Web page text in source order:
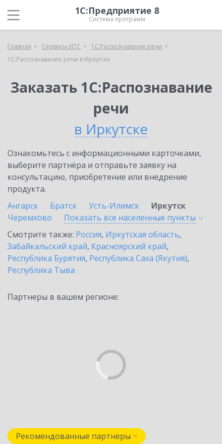
1С:Предприятие 8
Система программ
Главная Сервисы ИТС
1С:Распознавание речи
1С:Распознавание речи в Иркутске
Заказать 1С:Распознавание
речи
в Иркутске
Ознакомьтесь с информационными карточками,
выберите партнёра и отправьте заявку на
консультацию, приобретение или внедрение
продукта.
Ангарск
Братск Усть-Илимск
Иркутск
Черемхово
Показать все населенные пункты
Смотрите также: Россия, Иркутская область,
Забайкальский край, Красноярский край,
Республика Бурятия, Республика Саха (Якутия),
Республика Тыва
Партнеры в вашем регионе:
Рекомендованные партнеры